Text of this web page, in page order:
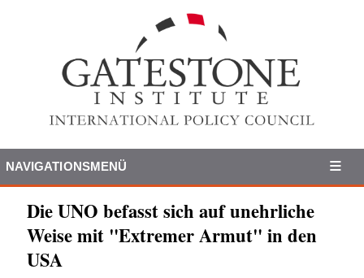
NAVIGATIONSMENÜ
Die UNO befasst sich auf unehrliche
Weise mit "Extremer Armut" in den
USA